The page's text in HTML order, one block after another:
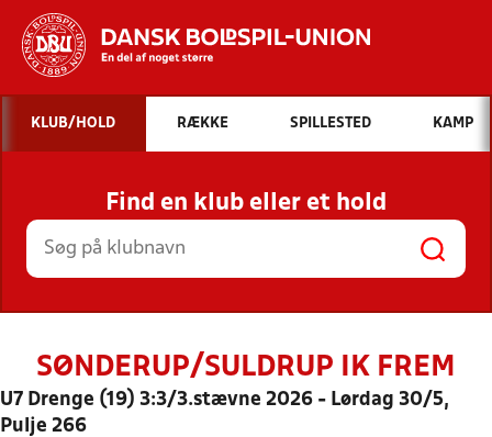
Hvad vil du søge efter?
INDHOLD OG NYHEDER
STILLINGER, RESULTATER, KLUBBER OG
HOLD
KLUB/HOLD RÆKKE SPILLESTED KAMP
Find en klub eller et hold
SØNDERUP/SULDRUP IK FREM
U7 Drenge (19) 3:3/3.stævne 2026 - Lørdag 30/5,
Pulje 266